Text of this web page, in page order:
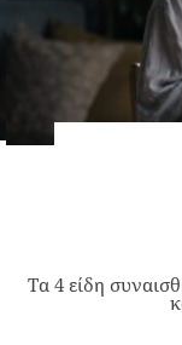
Τα 4 είδη